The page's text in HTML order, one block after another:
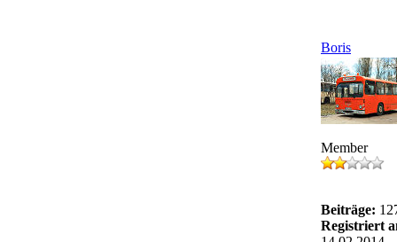
Boris
Member
Beiträge:
Registriert